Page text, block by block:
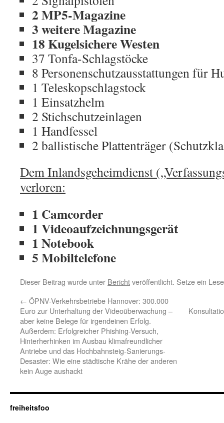
2 MP5-Magazine
3 weitere Magazine
18 Kugelsichere Westen
37 Tonfa-Schlagstöcke
8 Personenschutzausstattungen für
1 Teleskopschlagstock
1 Einsatzhelm
2 Stichschutzeinlagen
1 Handfessel
2 ballistische Plattenträger
Dem Inlandsgeheimdienst
verloren:
1 Camcorder
1 Videoaufzeichnungsgerät
1 Notebook
5 Mobiltelefone
Dieser Beitrag wurde unter Berichtveröffentlicht. Setze ein
← ÖPNV-Verkehrsbetriebe Hannover: 300.000
Euro zur Unterhaltung der Videoüberwachung –
aber keine Belege für irgendeinen Erfolg.
Außerdem: Erfolgreicher Phishing-Versuch,
Hinterherhinken im Ausbau klimafreundlicher
Antriebe und das Hochbahnsteig-Sanierungs-
Desaster: Wie eine städtische Krähe der anderen
kein Auge aushackt
freiheitsfoo